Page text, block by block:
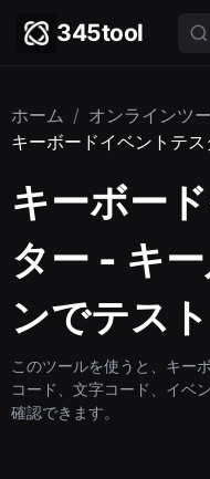
345tool
ホーム / オンラインツ
キーボードイベントテス
キーボー
ター - キ
ンでテスト
このツールを使うと、キー
コード、文字コード、イベ
確認できます。